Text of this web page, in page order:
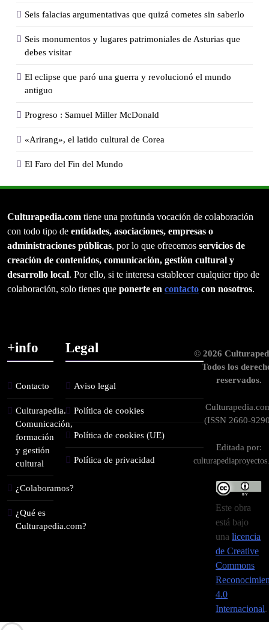
Seis falacias argumentativas que quizá cometes sin saberlo
Seis monumentos y lugares patrimoniales de Asturias que
debes visitar
El eclipse que paró una guerra y revolucionó el mundo
antiguo
Progreso : Samuel Miller McDonald
«Arirang», el latido cultural de Corea
El Faro del Fin del Mundo
Culturapedia.com tiene una profunda vocación de colaboración
con todo tipo de entidades, asociaciones, empresas o
administraciones públicas, por lo que ofrecemos servicios de
creación de contenidos, comunicación, gestión cultural y
desarrollo local. Por ello, si te interesa establecer cualquier tipo de
colaboración, solo tienes que ponerte en contacto con nosotros.
+info
Contacto
Culturapedia.
Comunicación,
formación
y gestión
cultural
¿Colaboramos?
¿Qué es
Culturapedia.com?
Legal
Aviso legal
Política de cookies
Política de cookies (UE)
Política de privacidad
© 2026
Todos los
reservados.
(ISSN 2660-
Editada por:
Este obra
está bajo
unalicencia
de Creative
Commons
4.0
Internacional.